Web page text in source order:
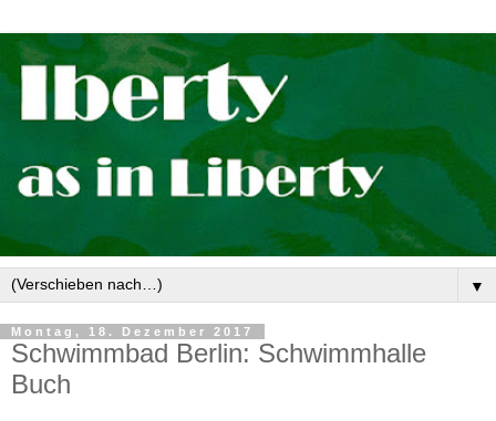
▼
Montag, 18. Dezember 2017
Schwimmbad Berlin: Schwimmhalle
Buch